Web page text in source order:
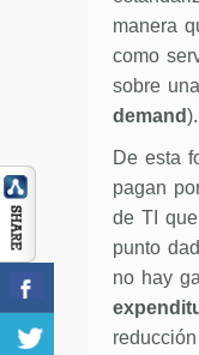
manera
como
sobre
demand).
De esta
pagan
de TI
punto
no hay